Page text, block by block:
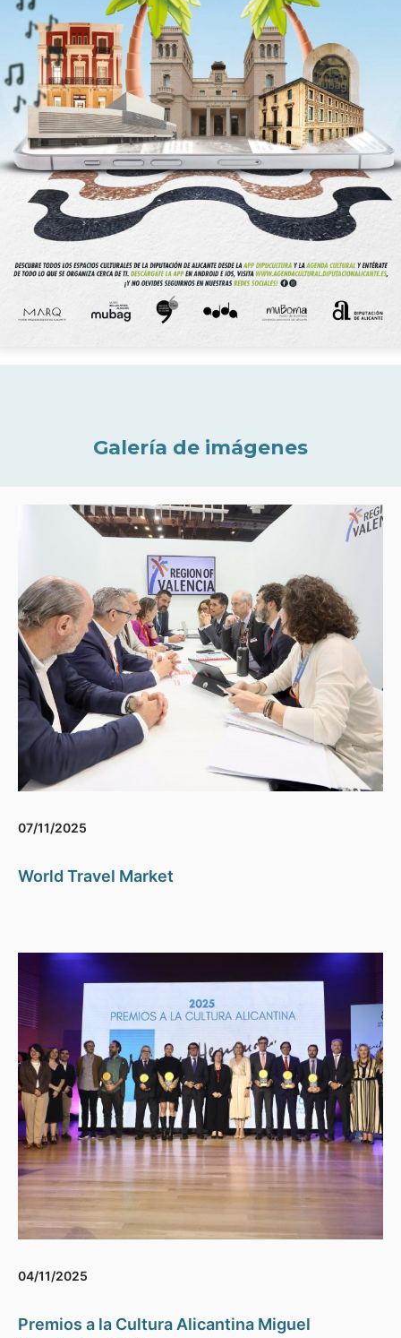
Galería de imágenes
07/11/2025
World Travel Market
04/11/2025
Premios a la Cultura Alicantina Miguel